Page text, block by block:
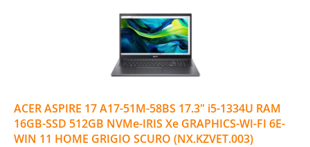
ACER ASPIRE 17 A17-51M-58BS 17.3" i5-1334U RAM
16GB-SSD 512GB NVMe-IRIS Xe GRAPHICS-WI-FI 6E-
WIN 11 HOME GRIGIO SCURO (NX.KZVET.003)